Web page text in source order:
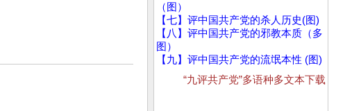
（图）
【七】评中国共产党的杀人历史(图)
【八】评中国共产党的邪教本质（多
图）
【九】评中国共产党的流氓本性 (图)
“九评共产党”多语种多文本下载